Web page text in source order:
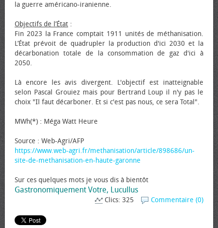
la guerre américano-iranienne.
Objectifs de l’État :
Fin 2023 la France comptait 1911 unités de méthanisation.
L’État prévoit de quadrupler la production d'ici 2030 et la
décarbonation totale de la consommation de gaz d'ici à
2050.
Là encore les avis divergent. L'objectif est inatteignable
selon Pascal Grouiez mais pour Bertrand Loup il n'y pas le
choix "Il faut décarboner. Et si c'est pas nous, ce sera Total".
MWh(*) : Méga Watt Heure
Source : Web-Agri/AFP
https://www.web-agri.fr/methanisation/article/898686/un-
site-de-methanisation-en-haute-garonne
Sur ces quelques mots je vous dis à bientôt
Gastronomiquement Votre, Lucullus
Commentaire (0)
Clics: 325